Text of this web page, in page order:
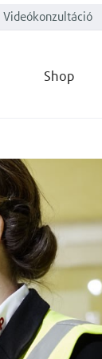
Shop
Videókonzultáció